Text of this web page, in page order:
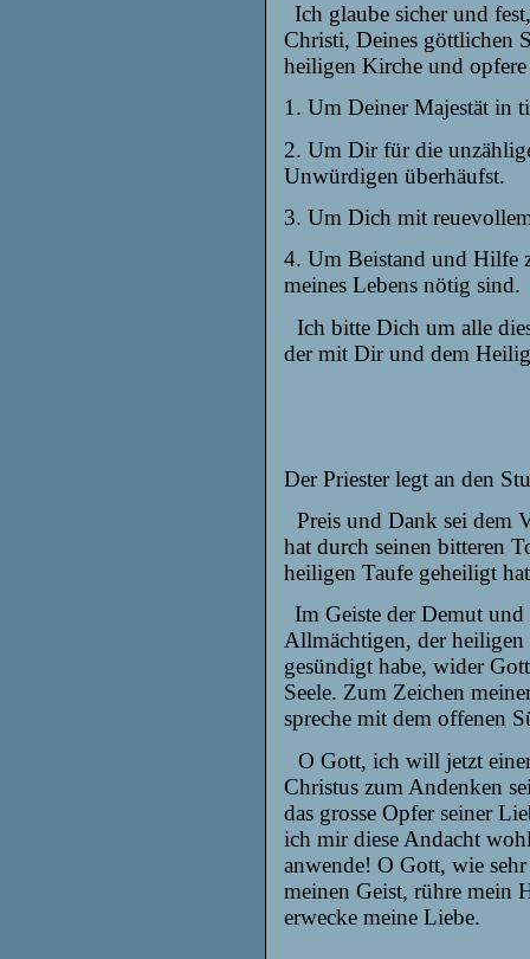
Ich glaube sicher und
Christi, Deines göttlichen
heiligen Kirche und
1. Um Deiner Majestät in
2. Um Dir für die
Unwürdigen überhäufst.
3. Um Dich mit
4. Um Beistand und Hilfe
meines Lebens nötig sind.
Ich bitte Dich um alle
der mit Dir und dem
Der Priester legt an den
Preis und Dank sei dem
hat durch seinen bitteren
heiligen Taufe geheiligt
Im Geiste der Demut
Allmächtigen, der
gesündigt habe, wider
Seele. Zum Zeichen
spreche mit dem offenen
O Gott, ich will jetzt
Christus zum Andenken
das grosse Opfer seiner
ich mir diese Andacht
anwende! O Gott, wie
meinen Geist, rühre mein
erwecke meine Liebe.